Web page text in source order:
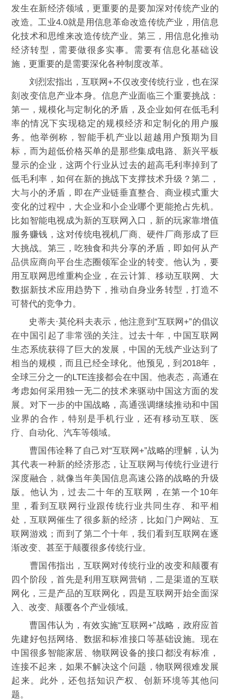
发生在新经济领域，更重要的是要加深对传统产业的
改造。工业4.0就是用信息革命改造传统产业，用信息
化技术和思维来改造传统产业。第三，用信息化推动
经济转型，需要做很多实事。需要有信息化基础设
施，更重要的是需要深化各种制度改革。
刘烈宏指出，互联网+不仅改变传统行业，也在深
刻改变信息产业本身。信息产业面临三个重要挑战：
第一，规模化与定制化的矛盾，及企业如何在低毛利
率的情况下实现稳定的规模经济和定制化的用户服
务。他举例称，智能手机产业以超越用户预期为目
标，而为超低价格买单的是那些集成电路、新兴平板
显示的企业，这两个行业从过去的超高毛利率掉到了
低毛利率，如何在新的挑战下支撑技术升级？第二，
大与小的矛盾，即在产业链垂直整合、商业模式重大
变化的过程中，大企业和小企业哪个更能抢占先机。
比如智能电视成为新的互联网入口，新的玩家靠增值
服务赚钱，这对传统电视机厂商、硬件厂商形成了巨
大挑战。第三，吃独食和共分享的矛盾，即如何从产
品供应商向平台生态圈领军企业的转变。他认为，要
用互联网思维重构企业，在云计算、移动互联网、大
数据新技术应用趋势下，推动自身业务转型，打造不
可替代的竞争力。
史蒂夫·莫伦科夫表示，他注意到“互联网+”的倡议
在中国引起了非常强的关注。过去十年，中国互联网
生态系统获得了巨大的发展，中国的无线产业达到了
相当的规模，而且已经全球化。他预见，到2018年，
全球三分之一的LTE连接都会在中国。他表态，高通在
考虑如何采用独一无二的技术来驱动中国这方面的发
展。对下一步的中国战略，高通强调继续推动和中国
业界的合作，特别是手机行业，还有移动互联、医
疗、自动化、汽车等领域。
曹国伟诠释了自己对“互联网+”战略的理解，认为
其代表一种新的经济形态，让互联网与传统行业进行
深度融合，就像当年美国信息高速公路的战略的升级
版。他认为，过去二十年的互联网，在第一个10年
里，看到互联网行业跟传统行业共同生存、和平相
处，互联网催生了很多新的经济，比如门户网站、互
联网游戏；而到了第二个十年，我们看到互联网在逐
渐改变、甚至于颠覆很多传统行业。
曹国伟指出，互联网对传统行业的改变和颠覆有
四个阶段，首先是利用互联网营销，二是渠道的互联
网化，三是产品的互联网化，四是互联网开始全面深
入、改变、颠覆各个产业领域。
曹国伟认为，有效实施“互联网+”战略，政府应首
先建好包括网络、数据和标准接口等基础设施。现在
中国很多智能家居、物联网设备的接口都没有标准，
连接不起来，如果不解决这个问题，物联网很难发展
起来。此外，还包括知识产权、创新环境等其他问
题。